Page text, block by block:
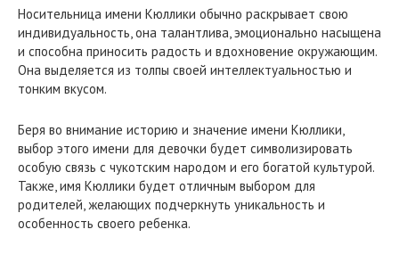
Носительница имени Кюллики обычно раскрывает свою
индивидуальность, она талантлива, эмоционально насыщена
и способна приносить радость и вдохновение окружающим.
Она выделяется из толпы своей интеллектуальностью и
тонким вкусом.
Беря во внимание историю и значение имени Кюллики,
выбор этого имени для девочки будет символизировать
особую связь с чукотским народом и его богатой культурой.
Также, имя Кюллики будет отличным выбором для
родителей, желающих подчеркнуть уникальность и
особенность своего ребенка.